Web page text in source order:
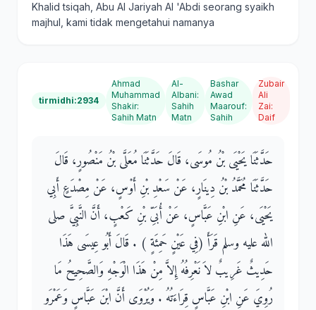
Khalid tsiqah, Abu Al Jariyah Al 'Abdi seorang syaikh
majhul, kami tidak mengetahui namanya
tirmidhi:2934
Ahmad
Muhammad
Shakir:
Sahih Matn
Al-
Albani:
Sahih
Matn
Bashar
Awad
Maarouf:
Sahih
Zubair
Ali
Zai:
Daif
حَدَّثَنَا يَحْيَى بْنُ مُوسَى، قَالَ حَدَّثَنَا مُعَلَّى بْنُ مَنْصُورٍ، قَالَ
حَدَّثَنَا مُحَمَّدُ بْنُ دِينَارٍ، عَنْ سَعْدِ بْنِ أَوْسٍ، عَنْ مِصْدَعٍ أَبِي
يَحْيَى، عَنِ ابْنِ عَبَّاسٍ، عَنْ أُبَىِّ بْنِ كَعْبٍ، أَنَّ النَّبِيَّ صلى
الله عليه وسلم قَرَأَ ‏(‏فِي عَيْنٍ حَمِئَةٍ ‏)‏ ‏.‏ قَالَ أَبُو عِيسَى هَذَا
حَدِيثٌ غَرِيبٌ لاَ نَعْرِفُهُ إِلاَّ مِنْ هَذَا الْوَجْهِ وَالصَّحِيحُ مَا
رُوِيَ عَنِ ابْنِ عَبَّاسٍ قِرَاءَتُهُ ‏.‏ وَيُرْوَى أَنَّ ابْنَ عَبَّاسٍ وَعَمْرَو